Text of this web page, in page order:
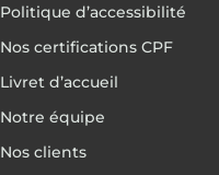
Politique d’accessibilité
Nos certifications CPF
Livret d’accueil
Notre équipe
Nos clients